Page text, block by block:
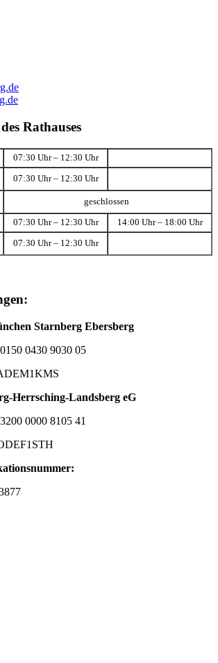
Rathauses
07:30 Uhr – 12:30 Uhr
07:30 Uhr – 12:30 Uhr
geschlossen
07:30 Uhr – 12:30 Uhr 14:00 Uhr – 18:00 Uhr
07:30 Uhr – 12:30 Uhr
Starnberg Ebersberg
0430 9030 05
Herrsching-Landsberg eG
0000 8105 41